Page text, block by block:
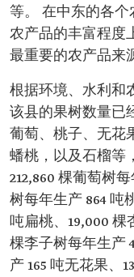
等。 在中东的各个
农产品的丰富程度
最重要的农产品来
根据环境、水利和
该县的果树数量已
葡萄、桃子、无花
蟠桃，以及石榴等
212,860 棵葡萄树
树每年生产 864 吨
吨扁桃、19,000 棵
棵李子树每年生产
产 165 吨无花果、